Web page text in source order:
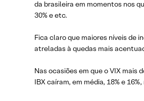
da brasileira em momentos nos
30% e etc.
Fica claro que maiores níveis de
atreladas à quedas mais
Nas ocasiões em que o VIX mais
IBX caíram, em média, 18% e